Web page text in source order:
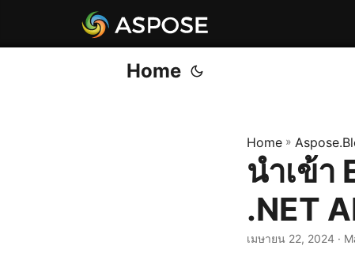
Home
Home »
นำเข้า
.NET
เมษายน 22, 2024 ·